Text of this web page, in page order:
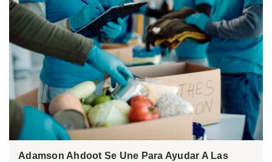
Adamson Ahdoot Se Une Para Ayudar A Las